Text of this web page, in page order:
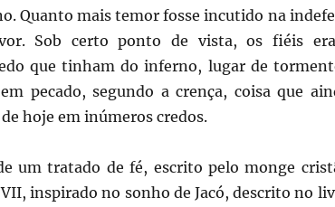
Quanto mais temor fosse incutido na
Sob certo ponto de vista, os fiéis
que tinham do inferno, lugar de
pecado, segundo a crença, coisa que
hoje em inúmeros credos.
um tratado de fé, escrito pelo monge
inspirado no sonho de Jacó, descrito no